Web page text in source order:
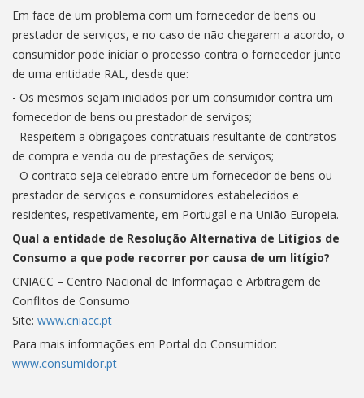
Em face de um problema com um fornecedor de bens ou
prestador de serviços, e no caso de não chegarem a acordo, o
consumidor pode iniciar o processo contra o fornecedor junto
de uma entidade RAL, desde que:
- Os mesmos sejam iniciados por um consumidor contra um
fornecedor de bens ou prestador de serviços;
- Respeitem a obrigações contratuais resultante de contratos
de compra e venda ou de prestações de serviços;
- O contrato seja celebrado entre um fornecedor de bens ou
prestador de serviços e consumidores estabelecidos e
residentes, respetivamente, em Portugal e na União Europeia.
Qual a entidade de Resolução Alternativa de Litígios de
Consumo a que pode recorrer por causa de um litígio?
CNIACC – Centro Nacional de Informação e Arbitragem de
Conflitos de Consumo
Site: www.cniacc.pt
Para mais informações em Portal do Consumidor:
www.consumidor.pt